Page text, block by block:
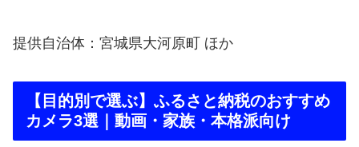
提供自治体：宮城県大河原町 ほか
【目的別で選ぶ】ふるさと納税のおすすめ
カメラ3選｜動画・家族・本格派向け